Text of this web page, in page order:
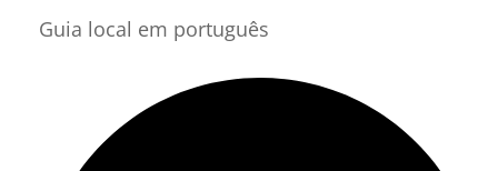
Guia local em português